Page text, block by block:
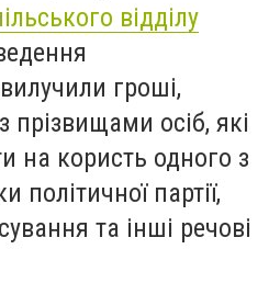
відділу
гроші,
прізвищами осіб, які
на користь одного з
політичної партії,
та інші речові